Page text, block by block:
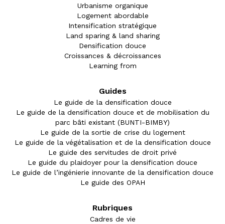
Urbanisme organique
Logement abordable
Intensification stratégique
Land sparing & land sharing
Densification douce
Croissances & décroissances
Learning from
Guides
Le guide de la densification douce
Le guide de la densification douce et de mobilisation du
parc bâti existant (BUNTI-BIMBY)
Le guide de la sortie de crise du logement
Le guide de la végétalisation et de la densification douce
Le guide des servitudes de droit privé
Le guide du plaidoyer pour la densification douce
Le guide de l’ingénierie innovante de la densification douce
Le guide des OPAH
Rubriques
Cadres de vie